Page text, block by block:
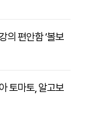
의 편안함 ‘볼보
토마토, 알고보